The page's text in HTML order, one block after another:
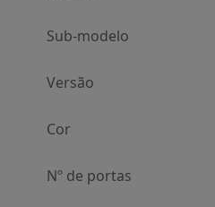
Sub-modelo
Versão
Cor
Nº de portas